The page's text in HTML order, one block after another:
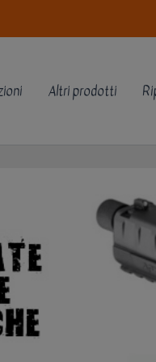
Altri prodotti